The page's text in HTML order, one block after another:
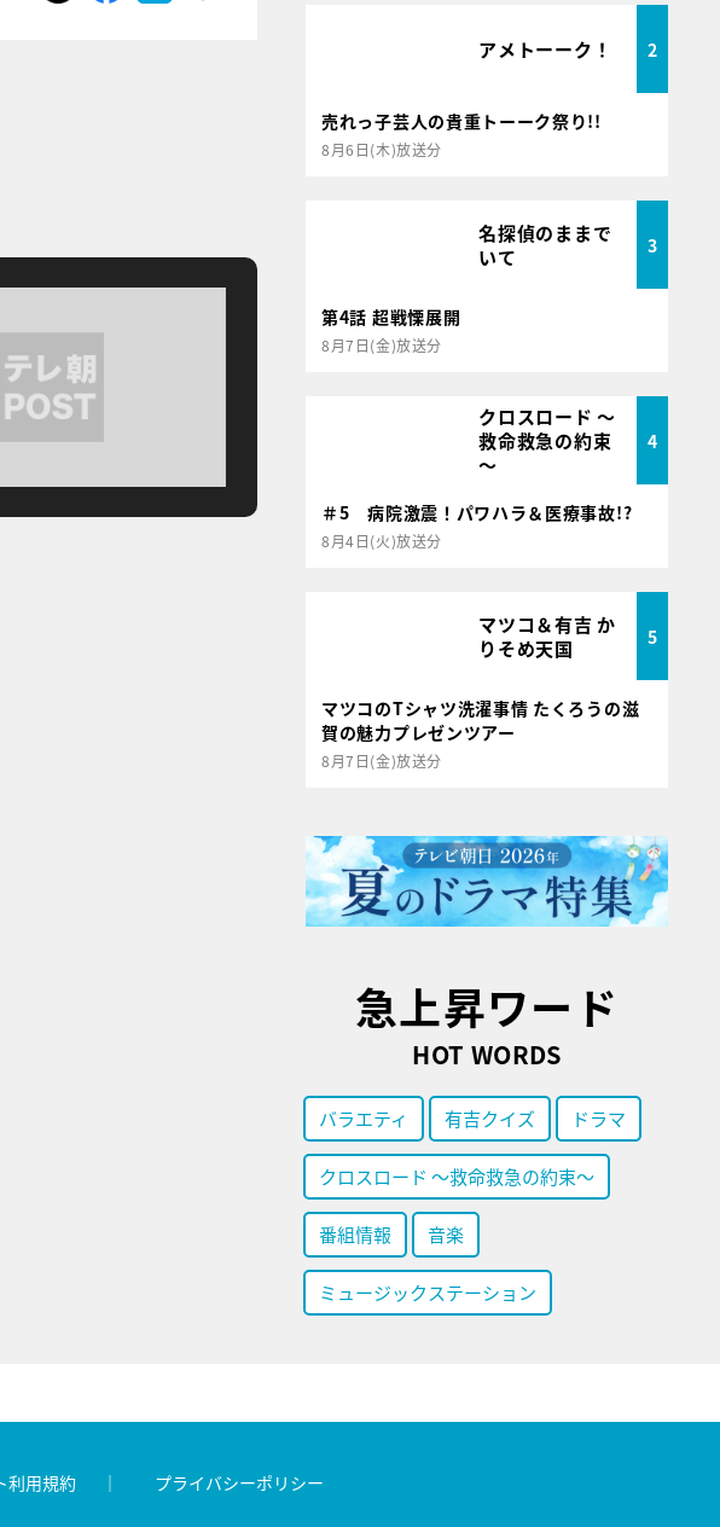
アメトーーク！ 2
売れっ子芸人の貴重トーーク祭り!!
8月6日(木)放送分
名探偵のままで
いて
3
第4話 超戦慄展開
8月7日(金)放送分
クロスロード ～
救命救急の約束
～
4
＃5 病院激震！パワハラ＆医療事故!?
8月4日(火)放送分
マツコ＆有吉 か
りそめ天国
5
マツコのTシャツ洗濯事情 たくろうの滋
賀の魅力プレゼンツアー
8月7日(金)放送分
急上昇ワード
HOT WORDS
バラエティ 有吉クイズ ドラマ
クロスロード ～救命救急の約束～
番組情報 音楽
ミュージックステーション
利用規約 プライバシーポリシー